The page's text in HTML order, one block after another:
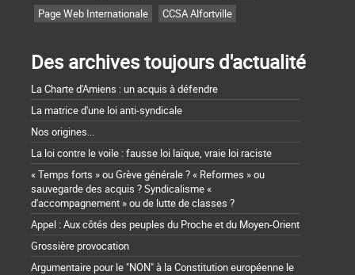
Page Web Internationale
CCSA Alfortville
Des archives toujours d'actualité
La Charte d'Amiens : un acquis à défendre
La matrice d'une loi anti-syndicale
Nos origines...
La loi contre le voile : fausse loi laïque, vraie loi raciste
« Temps forts » ou Grève générale ? « Reformes » ou
sauvegarde des acquis ? Syndicalisme «
d'accompagnement » ou de lutte de classes ?
Appel : Aux côtés des peuples du Proche et du Moyen-Orient
Grossière provocation
Argumentaire pour le "NON" à la Constitution européenne le